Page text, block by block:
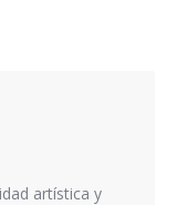
artística y